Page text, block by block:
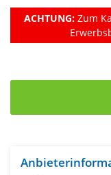
ACHTUNG:Zum